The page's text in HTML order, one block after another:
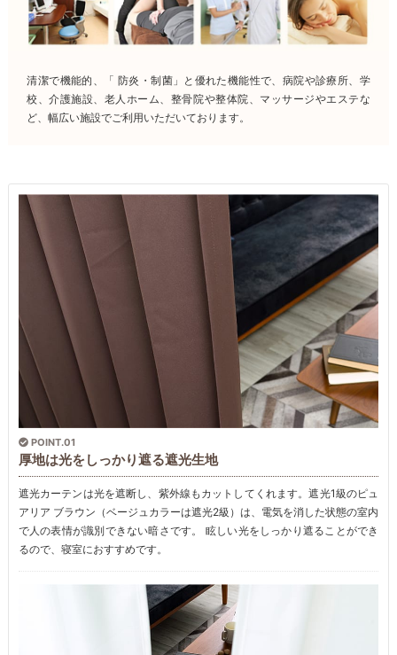
清潔で機能的、「 防炎・制菌」と優れた機能性で、病院や診療所、学
校、介護施設、老人ホーム、整骨院や整体院、マッサージやエステな
ど、幅広い施設でご利用いただいております。
POINT.01
厚地は光をしっかり遮る遮光生地
遮光カーテンは光を遮断し、紫外線もカットしてくれます。遮光1級のピュ
アリア ブラウン（ベージュカラーは遮光2級）は、電気を消した状態の室内
で人の表情が識別できない暗さです。 眩しい光をしっかり遮ることができ
るので、寝室におすすめです。